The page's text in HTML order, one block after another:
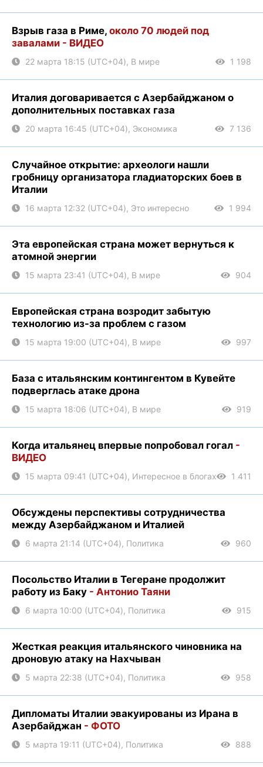
Взрыв газа в Риме, около 70 людей под
завалами - ВИДЕО
22 марта 18:15 (UTC+04), В мире 1 198
Италия договаривается с Азербайджаном о
дополнительных поставках газа
20 марта 16:45 (UTC+04), Экономика 7 136
Случайное открытие: археологи нашли
гробницу организатора гладиаторских боев в
Италии
16 марта 12:32 (UTC+04), Это интересно 1 994
Эта европейская страна может вернуться к
атомной энергии
15 марта 23:41 (UTC+04), В мире 904
Европейская страна возродит забытую
технологию из-за проблем с газом
15 марта 19:00 (UTC+04), В мире 997
База с итальянским контингентом в Кувейте
подверглась атаке дрона
15 марта 18:06 (UTC+04), В мире 919
Когда итальянец впервые попробовал гогал -
ВИДЕО
15 марта 09:41 (UTC+04), Интересное в блогах 1 411
Обсуждены перспективы сотрудничества
между Азербайджаном и Италией
6 марта 21:14 (UTC+04), Политика 960
Посольство Италии в Тегеране продолжит
работу из Баку - Антонио Таяни
6 марта 10:00 (UTC+04), Политика 915
Жесткая реакция итальянского чиновника на
дроновую атаку на Нахчыван
5 марта 22:38 (UTC+04), Политика 958
Дипломаты Италии эвакуированы из Ирана в
Азербайджан - ФОТО
5 марта 19:11 (UTC+04), Политика 888